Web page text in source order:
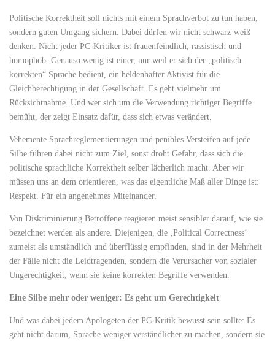
Politische Korrektheit soll nichts mit einem Sprachverbot zu tun haben,
sondern guten Umgang sichern. Dabei dürfen wir nicht schwarz-weiß
denken: Nicht jeder PC-Kritiker ist frauenfeindlich, rassistisch und
homophob. Genauso wenig ist einer, nur weil er sich der „politisch
korrekten“ Sprache bedient, ein heldenhafter Aktivist für die
Gleichberechtigung in der Gesellschaft. Es geht vielmehr um
Rücksichtnahme. Und wer sich um die Verwendung richtiger Begriffe
bemüht, der zeigt Einsatz dafür, dass sich etwas verändert.
Vehemente Sprachreglementierungen und penibles Versteifen auf jede
Silbe führen dabei nicht zum Ziel, sonst droht Gefahr, dass sich die
politische sprachliche Korrektheit selber lächerlich macht. Aber wir
müssen uns an dem orientieren, was das eigentliche Maß aller Dinge ist:
Respekt. Für ein angenehmes Miteinander.
Von Diskriminierung Betroffene reagieren meist sensibler darauf, wie sie
bezeichnet werden als andere. Diejenigen, die ‚Political Correctness‘
zumeist als umständlich und überflüssig empfinden, sind in der Mehrheit
der Fälle nicht die Leidtragenden, sondern die Verursacher von sozialer
Ungerechtigkeit, wenn sie keine korrekten Begriffe verwenden.
Eine Silbe mehr oder weniger: Es geht um Gerechtigkeit
Und was dabei jedem Apologeten der PC-Kritik bewusst sein sollte: Es
geht nicht darum, Sprache weniger verständlicher zu machen, sondern sie